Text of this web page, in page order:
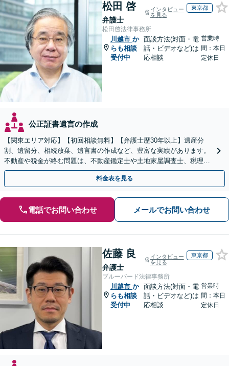
松田 啓
弁護士
インタビュー
を見る
東京都
松田啓法律事務所
川越市 か
らも相談
受付中
面談方法(対面・電
話・ビデオなど)は
応相談
営業時
間：本日
定休日
公正証書遺言の作成
【関東エリア対応】【初回相談無料】【弁護士歴30年以上】遺産分
割、遺留分、相続放棄、遺言書の作成など、豊富な実績があります。
不動産や税金が絡む問題は、不動産鑑定士や土地家屋調査士、税理士
と提携【事前予約で、休日・夜間面談可】【WEB面談可】
料金表を見る
電話でお問い合わせ メールでお問い合わせ
佐藤 良
弁護士
インタビュー
を見る
東京都
ブルーバード法律事務所
川越市 か
らも相談
受付中
面談方法(対面・電
話・ビデオなど)は
応相談
営業時
間：本日
定休日